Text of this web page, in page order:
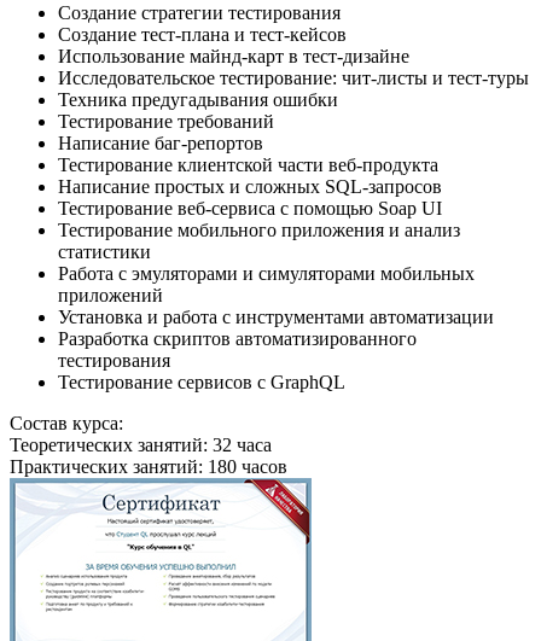
Создание стратегии тестирования
Создание тест-плана и тест-кейсов
Использование майнд-карт в тест-дизайне
Исследовательское тестирование: чит-листы и тест-туры
Техника предугадывания ошибки
Тестирование требований
Написание баг-репортов
Тестирование клиентской части веб-продукта
Написание простых и сложных SQL-запросов
Тестирование веб-сервиса с помощью Soap UI
Тестирование мобильного приложения и анализ
статистики
Работа с эмуляторами и симуляторами мобильных
приложений
Установка и работа с инструментами автоматизации
Разработка скриптов автоматизированного
тестирования
Тестирование сервисов с GraphQL
Состав курса:
Теоретических занятий: 32 часа
Практических занятий: 180 часов